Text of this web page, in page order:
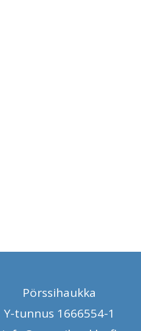
Pörssihaukka
Y-tunnus 1666554-1